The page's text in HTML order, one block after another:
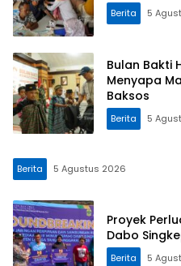
Berita 5
Bulan Bakti
Menyapa
Baksos
Berita 5
Berita 5 Agustus 2026
Proyek
Dabo
Berita 5